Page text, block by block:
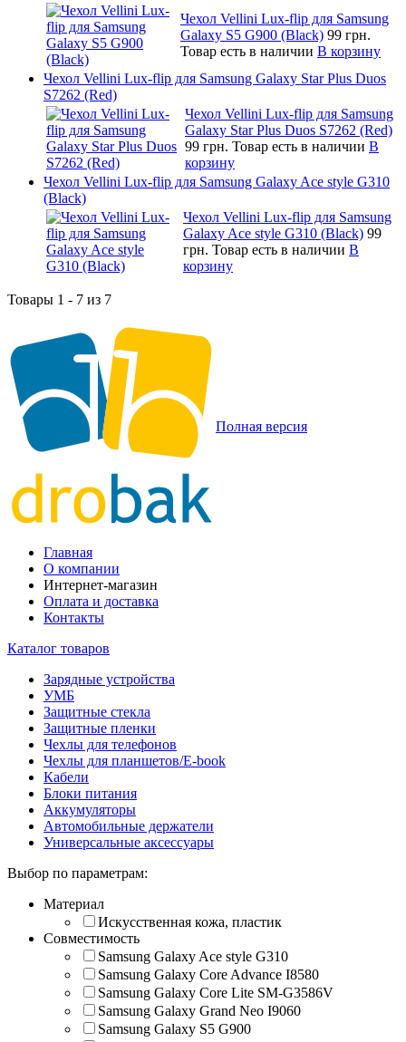
Чехол Vellini Lux-flip для Samsung
Galaxy S5 G900 (Black) 99 грн.
Товар есть в наличии В корзину
Чехол Vellini Lux-flip для Samsung Galaxy Star Plus Duos
S7262 (Red)
Чехол Vellini Lux-flip для Samsung
Galaxy Star Plus Duos S7262 (Red)
99 грн. Товар есть в наличии В
корзину
Чехол Vellini Lux-flip для Samsung Galaxy Ace style G310
(Black)
Чехол Vellini Lux-flip для Samsung
Galaxy Ace style G310 (Black) 99
грн. Товар есть в наличии В
корзину
Товары 1 - 7 из 7
Полная версия
Главная
О компании
Интернет-магазин
Оплата и доставка
Контакты
Каталог товаров
Зарядные устройства
УМБ
Защитные стекла
Защитные пленки
Чехлы для телефонов
Чехлы для планшетов/E-book
Кабели
Блоки питания
Аккумуляторы
Автомобильные держатели
Универсальные аксессуары
Выбор по параметрам:
Материал
Искусственная кожа, пластик
Совместимость
Samsung Galaxy Ace style G310
Samsung Galaxy Core Advance I8580
Samsung Galaxy Core Lite SM-G3586V
Samsung Galaxy Grand Neo I9060
Samsung Galaxy S5 G900